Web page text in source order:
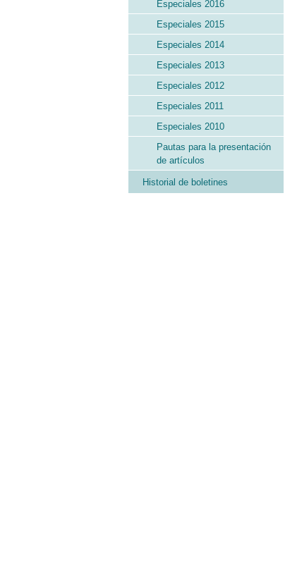
Especiales 2016
Especiales 2015
Especiales 2014
Especiales 2013
Especiales 2012
Especiales 2011
Especiales 2010
Pautas para la presentación
de artículos
Historial de boletines